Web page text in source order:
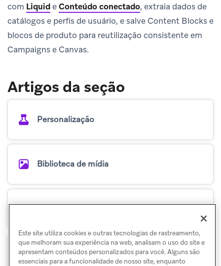
com LiquideConteúdo conectado, extraia dados de
catálogos e perfis de usuário, e salve Content Blocks e
blocos de produto para reutilização consistente em
Campaigns e Canvas.
Artigos da seção
Personalização
Biblioteca de mídia
Content Blocks
Este site utiliza cookies e outras tecnologias de rastreamento,
que melhoram sua experiência na web, analisam o uso do site e
apresentam conteúdos personalizados para você. Alguns são
essenciais para a funcionalidade de nosso site, enquanto